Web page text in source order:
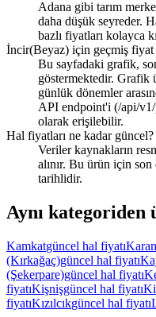
Adana gibi tarım
daha düşük seyreder.
bazlı fiyatları kolayca
İncir(Beyaz) için geçmiş fiyat
Bu sayfadaki grafik,
göstermektedir. Grafik
günlük dönemler
API endpoint'i (/api/
olarak erişilebilir.
Hal fiyatları ne kadar güncel?
Veriler kaynakların
alınır. Bu ürün için
tarihlidir.
Aynı kategoriden
Kamkatgüncel hal fiyatı
(Kırkağaç)güncel hal fiyatı
(Şekerpare)güncel hal fiyatı
fiyatıKişnişgüncel hal fiyatı
fiyatıKızılcıkgüncel hal fiyatı